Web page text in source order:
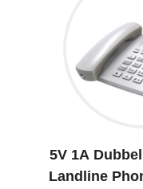
5V 1A
Landline